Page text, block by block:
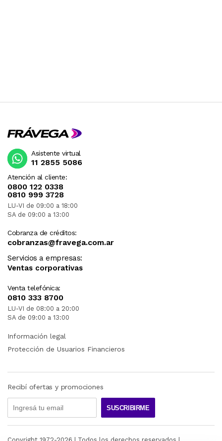
Atención al cliente:
0800 122 0338
0810 999 3728
LU-VI de 09:00 a 18:00
SA de 09:00 a 13:00
Cobranza de créditos:
cobranzas@fravega.com.ar
Servicios a empresas:
Ventas corporativas
Venta telefónica:
0810 333 8700
LU-VI de 08:00 a 20:00
SA de 09:00 a 13:00
Asistente virtual
11 2855 5086
Información legal
Protección de Usuarios Financieros
Recibí ofertas y promociones
SUSCRIBIRME